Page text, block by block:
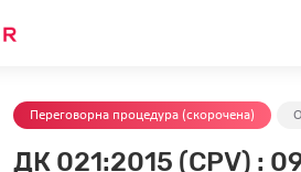
Переговорна процедура (скорочена)
ДК 021:2015 (CPV) :